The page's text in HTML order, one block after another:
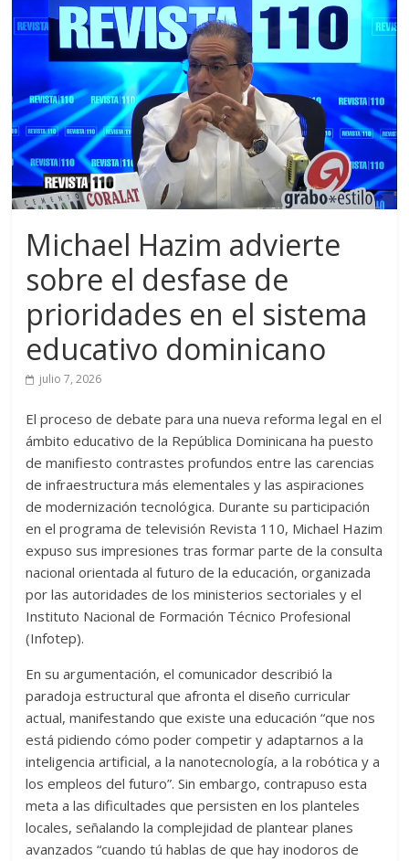
Michael Hazim advierte
sobre el desfase de
prioridades en el sistema
educativo dominicano
julio 7, 2026
El proceso de debate para una nueva reforma legal en el
ámbito educativo de la República Dominicana ha puesto
de manifiesto contrastes profundos entre las carencias
de infraestructura más elementales y las aspiraciones
de modernización tecnológica. Durante su participación
en el programa de televisión Revista 110, Michael Hazim
expuso sus impresiones tras formar parte de la consulta
nacional orientada al futuro de la educación, organizada
por las autoridades de los ministerios sectoriales y el
Instituto Nacional de Formación Técnico Profesional
(Infotep).
En su argumentación, el comunicador describió la
paradoja estructural que afronta el diseño curricular
actual, manifestando que existe una educación “que nos
está pidiendo cómo poder competir y adaptarnos a la
inteligencia artificial, a la nanotecnología, a la robótica y a
los empleos del futuro”. Sin embargo, contrapuso esta
meta a las dificultades que persisten en los planteles
locales, señalando la complejidad de plantear planes
avanzados “cuando tú hablas de que hay inodoros de